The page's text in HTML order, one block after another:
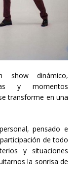
show dinámico,
y momentos
transforme en una
pensado e
de todo
y situaciones
la sonrisa de